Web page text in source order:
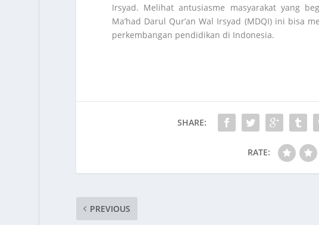
Irsyad. Melihat antusiasme masyarakat yang
Ma’had Darul Qur’an Wal Irsyad (MDQI) ini bisa
perkembangan pendidikan di Indonesia.
SHARE:
RATE:
PREVIOUS